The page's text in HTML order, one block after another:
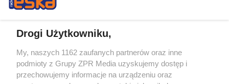
Drogi Użytkowniku,
My, naszych 1162 zaufanych partnerów oraz inne
podmioty z Grupy ZPR Media uzyskujemy dostęp i
przechowujemy informacje na urządzeniu oraz